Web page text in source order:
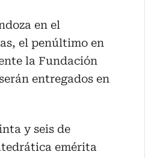
en el
el penúltimo en
la Fundación
entregados en
y seis de
emérita